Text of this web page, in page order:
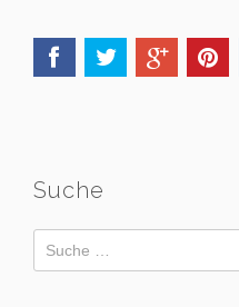
Suche